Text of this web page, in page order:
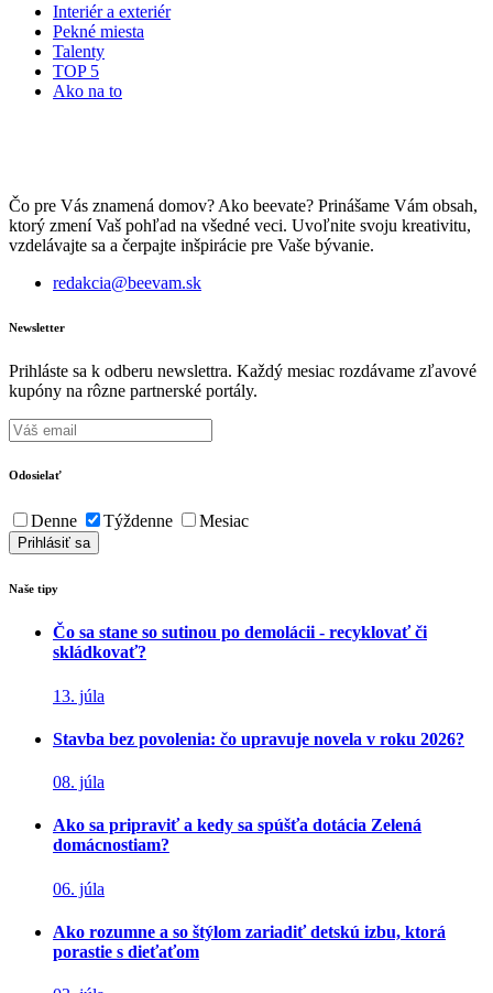
Interiér a exteriér
Pekné miesta
Talenty
TOP 5
Ako na to
Čo pre Vás znamená domov? Ako beevate? Prinášame Vám obsah,
ktorý zmení Vaš pohľad na všedné veci. Uvoľnite svoju kreativitu,
vzdelávajte sa a čerpajte inšpirácie pre Vaše bývanie.
redakcia@beevam.sk
Newsletter
Prihláste sa k odberu newslettra. Každý mesiac rozdávame zľavové
kupóny na rôzne partnerské portály.
Odosielať
Denne Týždenne Mesiac
Naše tipy
Čo sa stane so sutinou po demolácii - recyklovať či
skládkovať?
13. júla
Stavba bez povolenia: čo upravuje novela v roku 2026?
08. júla
Ako sa pripraviť a kedy sa spúšťa dotácia Zelená
domácnostiam?
06. júla
Ako rozumne a so štýlom zariadiť detskú izbu, ktorá
porastie s dieťaťom